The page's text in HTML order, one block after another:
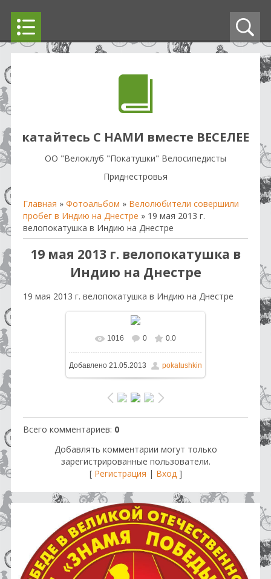
катайтесь С НАМИ вместе ВЕСЕЛЕЕ
OO "Велоклуб "Покатушки" Велосипедисты
Приднестровья
Главная » Фотоальбом » Велолюбители совершили
пробег в Индию на Днестре » 19 мая 2013 г.
велопокатушка в Индию на Днестре
19 мая 2013 г. велопокатушка в
Индию на Днестре
19 мая 2013 г. велопокатушка в Индию на Днестре
В реальном размере 1600x1200
/ 271.1Kb
1016 0 0.0
Добавлено 21.05.2013 pokatushkin
Всего комментариев: 0
Добавлять комментарии могут только
зарегистрированные пользователи.
[ Регистрация | Вход]